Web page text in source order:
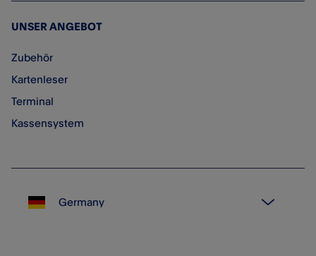
UNSER ANGEBOT
Zubehör
Kartenleser
Terminal
Kassensystem